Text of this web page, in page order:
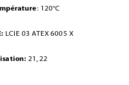
: 120°C
LCIE 03 ATEX 6005 X
21, 22